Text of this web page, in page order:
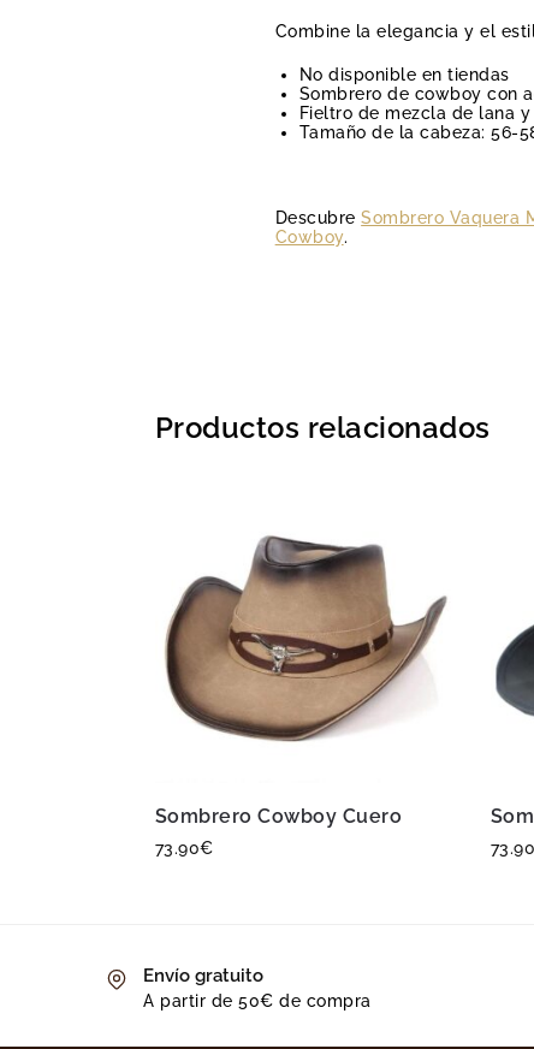
Combine la elegancia y el
No disponible en tiendas
Sombrero de cowboy con
Fieltro de mezcla de lana
Tamaño de la cabeza: 56-
DescubreSombrero Vaquera
Cowboy.
Productos relacionados
Sombrero Cowboy Cuero
73.90€
Envío gratuito
A partir de 50€ de compra